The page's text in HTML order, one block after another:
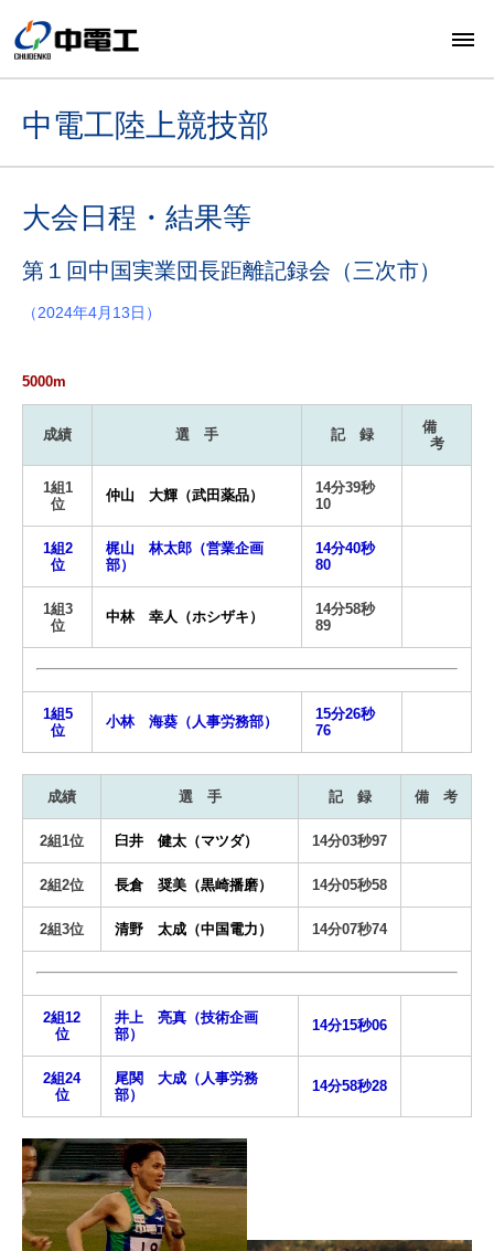
中電工陸上競技部
大会日程・結果等
第１回中国実業団長距離記録会（三次市）
（2024年4月13日）
5000m
成績 選 手 記 録
備
考
1組1
位
仲山 大輝（武田薬品）
14分39秒
10
1組2
位
梶山 林太郎（営業企画
部）
14分40秒
80
1組3
位
中林 幸人（ホシザキ）
14分58秒
89
1組5
位
小林 海葵（人事労務部）
15分26秒
76
成績 選 手 記 録 備 考
2組1位 臼井 健太（マツダ） 14分03秒97
2組2位 長倉 奨美（黒崎播磨） 14分05秒58
2組3位 清野 太成（中国電力） 14分07秒74
2組12
位
井上 亮真（技術企画
部）
14分15秒06
2組24
位
尾関 大成（人事労務
部）
14分58秒28